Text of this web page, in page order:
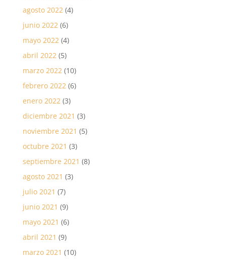
agosto 2022(4)
junio 2022(6)
mayo 2022(4)
abril 2022(5)
marzo 2022(10)
febrero 2022(6)
enero 2022(3)
diciembre 2021 (3)
noviembre 2021 (5)
octubre 2021 (3)
septiembre 2021 (8)
agosto 2021 (3)
julio 2021 (7)
junio 2021 (9)
mayo 2021 (6)
abril 2021 (9)
marzo 2021 (10)